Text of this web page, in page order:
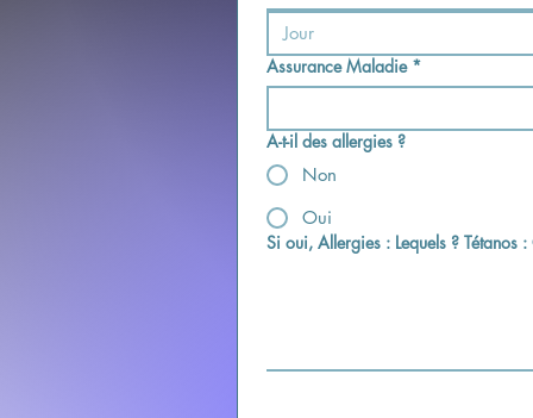
Assurance Maladie *
A-t-il des allergies ?
Non
Oui
Si oui, Allergies : Lequels ?